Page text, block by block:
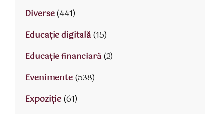
Diverse(441)
Educaţie digitală(15)
Educaţie financiară(2)
Evenimente(538)
Expoziție(61)